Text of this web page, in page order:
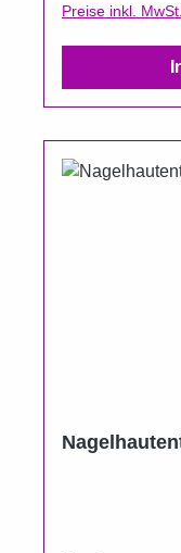
Preise inkl.